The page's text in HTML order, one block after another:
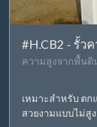
#H.CB2 - รั้ว
ความสูงจากพื้นดิ
เหมาะสำหรับ ตก
สวยงามแบบไม่สูง